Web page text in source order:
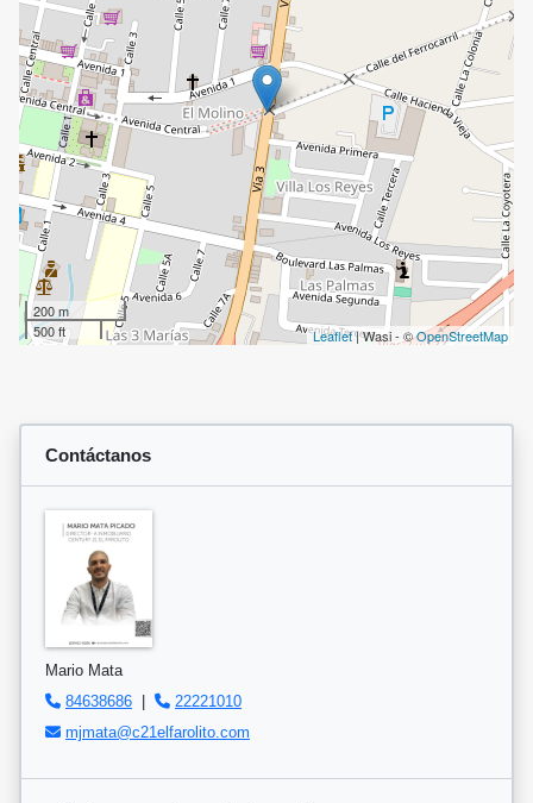
200 m
500 ft
Leaflet| Wasi - ©OpenStreetMap
Contáctanos
Mario Mata
84638686
22221010
mjmata@c21elfarolito.com